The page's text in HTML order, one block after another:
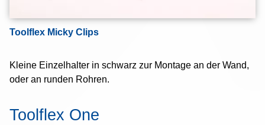
Toolflex Micky Clips
Kleine Einzelhalter in schwarz zur Montage an der Wand,
oder an runden Rohren.
Toolflex One